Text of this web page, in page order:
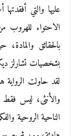
عليها والتي
الاحتواء للهروب
بالحقائق
بشخصيات تشارلز
لقد حاولت الرواية
والأنثى، ليس فقط
الناحية الروحية